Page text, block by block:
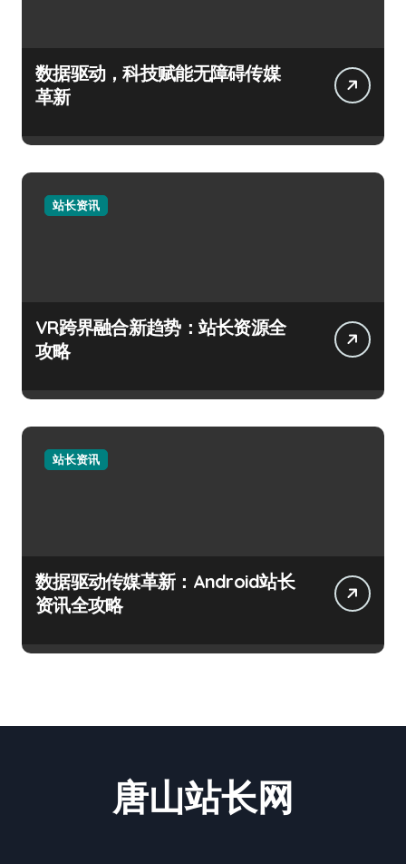
数据驱动，科技赋能无障碍传媒
革新
站长资讯
VR跨界融合新趋势：站长资源全
攻略
站长资讯
数据驱动传媒革新：Android站长
资讯全攻略
唐山站长网